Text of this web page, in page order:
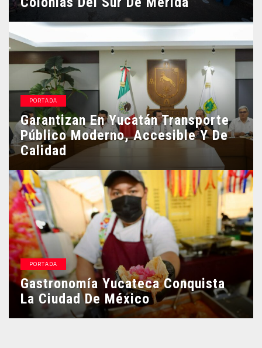
PORTADA
Garantizan En Yucatán Transporte
Público Moderno, Accesible Y De
Calidad
PORTADA
Gastronomía Yucateca Conquista
La Ciudad De México